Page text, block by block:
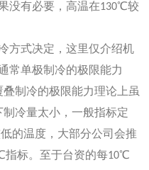
没有必要，高温在130℃较
方式决定，这里仅介绍机
常单极制冷的极限能力
制冷的极限能力理论上虽
冷量太小，一般指标定
的温度，大部分公司会推
标。至于台资的每10℃